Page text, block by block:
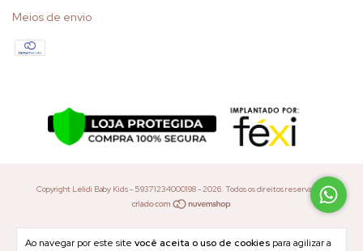
Ao navegar por este site você aceita o uso de cookies para agilizar a
Meios de envio
Copyright Lelidi Baby Kids - 59371234000198 - 2026. Todos os direitos reservados.